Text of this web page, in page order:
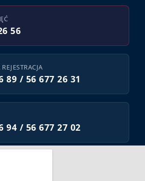
56
89 / 56 677 26 31
94 / 56 677 27 02